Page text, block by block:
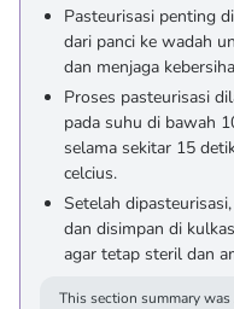
Pasteurisasi penting
dari panci ke wadah
dan menjaga
Proses pasteurisasi
pada suhu di bawah
selama sekitar 15
celcius.
Setelah
dan disimpan di
agar tetap steril dan
This section summary